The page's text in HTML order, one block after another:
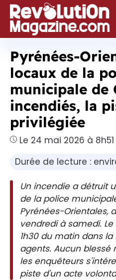
Aller
au
contenu
Pyrénées-
locaux de la
municipale de
incendiés, la
privilégiée
Le 24 mai 2026 à 8h51
Durée de lecture :
Un incendie a détruit
de la police
Pyrénées-Orientales,
vendredi à samedi.
1h30 du matin dans
agents. Aucun blessé
les enquêteurs
piste d'un acte